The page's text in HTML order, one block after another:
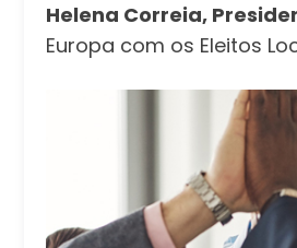
Helena Correia,
Europa com os Eleitos